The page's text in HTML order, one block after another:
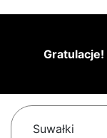
Gratulacje!
Suwałki